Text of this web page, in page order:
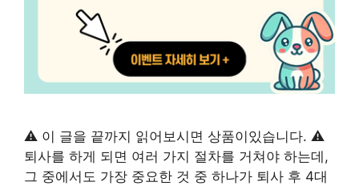
⚠️ 이 글을 끝까지 읽어보시면 상품이있습니다. ⚠️
퇴사를 하게 되면 여러 가지 절차를 거쳐야 하는데,
그 중에서도 가장 중요한 것 중 하나가 퇴사 후 4대